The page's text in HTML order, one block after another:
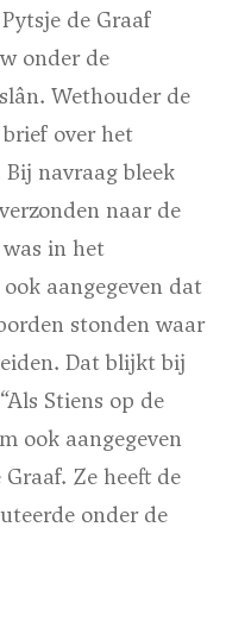
de Graaf
onder de
Wethouder de
over het
navraag bleek
naar de
in het
aangegeven dat
stonden waar
Dat blijkt bij
Stiens op de
ook aangegeven
Ze heeft de
onder de